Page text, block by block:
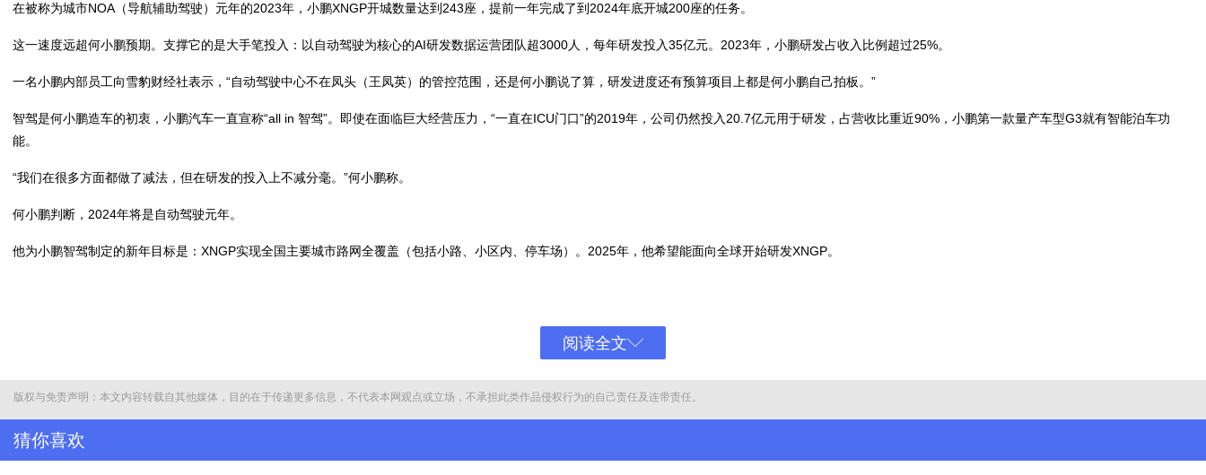
在被称为城市NOA（导航辅助驾驶）元年的2023年，小鹏XNGP开城数量达到243座，提前一年完成了到2024年底开城200座的任务。
这一速度远超何小鹏预期。支撑它的是大手笔投入：以自动驾驶为核心的AI研发数据运营团队超3000人，每年研发投入35亿元。2023年，小鹏研发占收入比例超过25%。
一名小鹏内部员工向雪豹财经社表示，“自动驾驶中心不在凤头（王凤英）的管控范围，还是何小鹏说了算，研发进度还有预算项目上都是何小鹏自己拍板。”
智驾是何小鹏造车的初衷，小鹏汽车一直宣称“all in 智驾”。即使在面临巨大经营压力，“一直在ICU门口”的2019年，公司仍然投入20.7亿元用于研发，占营收比重近90%，小鹏第一款量产车型G3就有智能泊车功
能。
“我们在很多方面都做了减法，但在研发的投入上不减分毫。”何小鹏称。
何小鹏判断，2024年将是自动驾驶元年。
他为小鹏智驾制定的新年目标是：XNGP实现全国主要城市路网全覆盖（包括小路、小区内、停车场）。2025年，他希望能面向全球开始研发XNGP。
据汽车之家数据，1月1日至28日，小鹏汽车销量为0.68万辆，而在2023年12月小鹏的销量超过2万辆——要完成28万辆的年度目标，小鹏每月至少要交付超2.3万辆。
另一方面，曾发生于团购、外卖、打车业务的开城大战，在车企间也燃起了战火，且有愈演愈烈之势。去年，华为和理想分别定下了45城和100城的NOA开城目标。2024年，华为、理想、蔚来、智己乃至新入场的
小米，开城目标都在百城左右。
阅读全文
版权与免责声明：本文内容转载自其他媒体，目的在于传递更多信息，不代表本网观点或立场，不承担此类作品侵权行为的自己责任及连带责任。
猜你喜欢